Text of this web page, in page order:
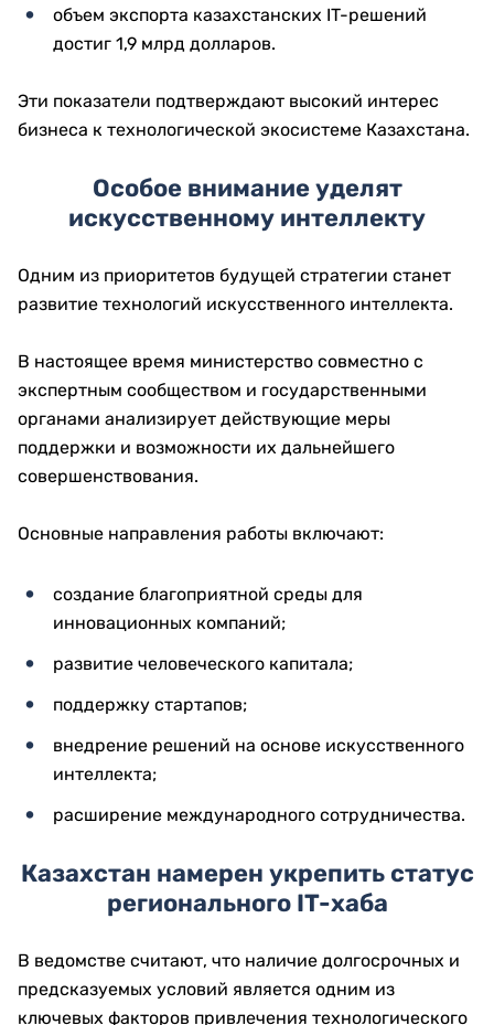
объем экспорта казахстанских IT-решений
достиг 1,9 млрд долларов.
Эти показатели подтверждают высокий интерес
бизнеса к технологической экосистеме Казахстана.
Особое внимание уделят
искусственному интеллекту
Одним из приоритетов будущей стратегии станет
развитие технологий искусственного интеллекта.
В настоящее время министерство совместно с
экспертным сообществом и государственными
органами анализирует действующие меры
поддержки и возможности их дальнейшего
совершенствования.
Основные направления работы включают:
создание благоприятной среды для
инновационных компаний;
развитие человеческого капитала;
поддержку стартапов;
внедрение решений на основе искусственного
интеллекта;
расширение международного сотрудничества.
Казахстан намерен укрепить статус
регионального IT-хаба
В ведомстве считают, что наличие долгосрочных и
предсказуемых условий является одним из
ключевых факторов привлечения технологического